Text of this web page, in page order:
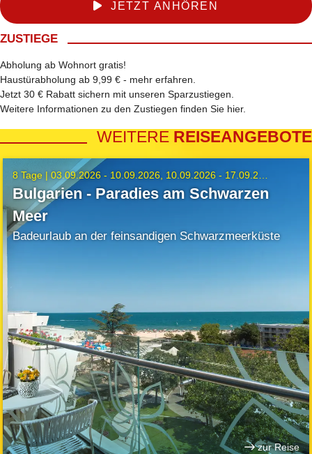
JETZT ANHÖREN
ZUSTIEGE
Abholung ab Wohnort gratis!
Haustürabholung ab 9,99 € - mehr erfahren
Jetzt 30 € Rabatt sichern mit unseren Sparzustiegen
Weitere Informationen zu den Zustiegen finden Sie hier.
WEITERE REISEANGEBOTE
8 Tage |03.09.2026 - 10.09.2026 10.09.2026 - 17.09.2026
Bulgarien - Paradies am Schwarzen
Meer
Badeurlaub an der feinsandigen Schwarzmeerküste
zur Reise